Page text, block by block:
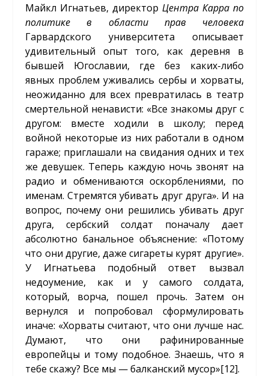
Майкл Игнатьев, директор Центра Карра по
политике в области прав человека
Гарвардского университета описывает
удивительный опыт того, как деревня в
бывшей Югославии, где без каких-либо
явных проблем уживались сербы и хорваты,
неожиданно для всех превратилась в театр
смертельной ненависти: «Все знакомы друг с
другом: вместе ходили в школу; перед
войной некоторые из них работали в одном
гараже; приглашали на свидания одних и тех
же девушек. Теперь каждую ночь звонят на
радио и обмениваются оскорблениями, по
именам. Стремятся убивать друг друга». И на
вопрос, почему они решились убивать друг
друга, сербский солдат поначалу дает
абсолютно банальное объяснение: «Потому
что они другие, даже сигареты курят другие».
У Игнатьева подобный ответ вызвал
недоумение, как и у самого солдата,
который, ворча, пошел прочь. Затем он
вернулся и попробовал сформулировать
иначе: «Хорваты считают, что они лучше нас.
Думают, что они рафинированные
европейцы и тому подобное. Знаешь, что я
тебе скажу? Все мы — балканский мусор»[12].